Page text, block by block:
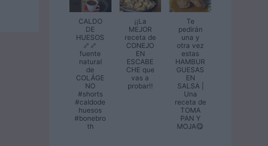
CALDO
DE
HUESOS
🦴🦴
fuente
natural
de
COLÁGE
NO
#shorts
#caldode
huesos
#bonebro
th
¡¡La
MEJOR
receta de
CONEJO
EN
ESCABE
CHE que
vas a
probar!!
Te
pedirán
una y
otra vez
estas
HAMBUR
GUESAS
EN
SALSA |
Una
receta de
TOMA
PAN Y
MOJA😋